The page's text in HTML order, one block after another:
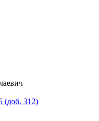
(доб. 312)